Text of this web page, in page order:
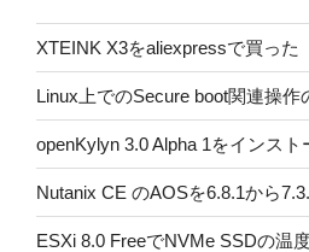
XTEINK X3をaliexpressで買った
Linux上でのSecure boot関連操作
openKylyn 3.0 Alpha 1をインスト
Nutanix CE のAOSを6.8.1から
ESXi 8.0 FreeでNVMe SSDの温